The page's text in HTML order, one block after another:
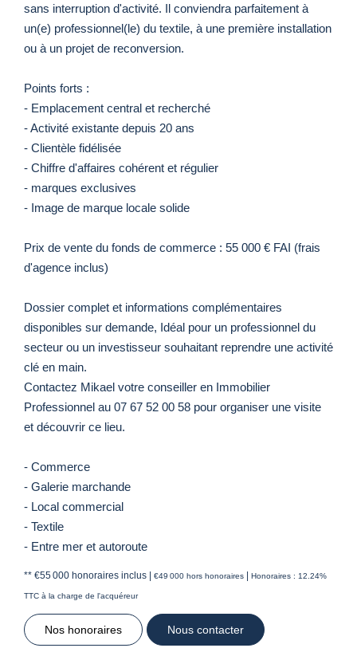
sans interruption d'activité. Il conviendra parfaitement à
un(e) professionnel(le) du textile, à une première installation
ou à un projet de reconversion.
Points forts :
- Emplacement central et recherché
- Activité existante depuis 20 ans
- Clientèle fidélisée
- Chiffre d'affaires cohérent et régulier
- marques exclusives
- Image de marque locale solide
Prix de vente du fonds de commerce : 55 000 € FAI (frais
d'agence inclus)
Dossier complet et informations complémentaires
disponibles sur demande, Idéal pour un professionnel du
secteur ou un investisseur souhaitant reprendre une activité
clé en main.
Contactez Mikael votre conseiller en Immobilier
Professionnel au 07 67 52 00 58 pour organiser une visite
et découvrir ce lieu.
- Commerce
- Galerie marchande
- Local commercial
- Textile
- Entre mer et autoroute
** €55 000 honoraires inclus | €49 000 hors honoraires | Honoraires : 12.24%
TTC à la charge de l'acquéreur
Nos honoraires Nous contacter